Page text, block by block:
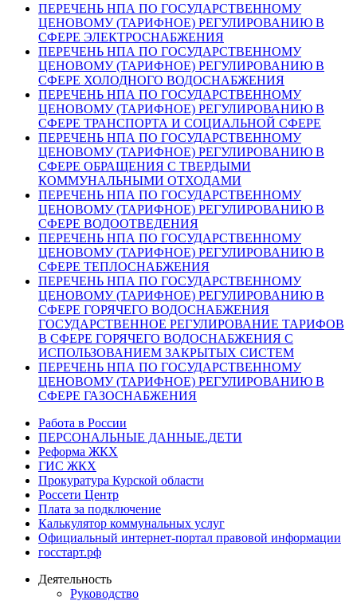
ПЕРЕЧЕНЬ НПА ПО ГОСУДАРСТВЕННОМУ
ЦЕНОВОМУ (ТАРИФНОЕ) РЕГУЛИРОВАНИЮ В
СФЕРЕ ЭЛЕКТРОСНАБЖЕНИЯ
ПЕРЕЧЕНЬ НПА ПО ГОСУДАРСТВЕННОМУ
ЦЕНОВОМУ (ТАРИФНОЕ) РЕГУЛИРОВАНИЮ В
СФЕРЕ ХОЛОДНОГО ВОДОСНАБЖЕНИЯ
ПЕРЕЧЕНЬ НПА ПО ГОСУДАРСТВЕННОМУ
ЦЕНОВОМУ (ТАРИФНОЕ) РЕГУЛИРОВАНИЮ В
СФЕРЕ ТРАНСПОРТА И СОЦИАЛЬНОЙ СФЕРЕ
ПЕРЕЧЕНЬ НПА ПО ГОСУДАРСТВЕННОМУ
ЦЕНОВОМУ (ТАРИФНОЕ) РЕГУЛИРОВАНИЮ В
СФЕРЕ ОБРАЩЕНИЯ С ТВЕРДЫМИ
КОММУНАЛЬНЫМИ ОТХОДАМИ
ПЕРЕЧЕНЬ НПА ПО ГОСУДАРСТВЕННОМУ
ЦЕНОВОМУ (ТАРИФНОЕ) РЕГУЛИРОВАНИЮ В
СФЕРЕ ВОДООТВЕДЕНИЯ
ПЕРЕЧЕНЬ НПА ПО ГОСУДАРСТВЕННОМУ
ЦЕНОВОМУ (ТАРИФНОЕ) РЕГУЛИРОВАНИЮ В
СФЕРЕ ТЕПЛОСНАБЖЕНИЯ
ПЕРЕЧЕНЬ НПА ПО ГОСУДАРСТВЕННОМУ
ЦЕНОВОМУ (ТАРИФНОЕ) РЕГУЛИРОВАНИЮ В
СФЕРЕ ГОРЯЧЕГО ВОДОСНАБЖЕНИЯ
ГОСУДАРСТВЕННОЕ РЕГУЛИРОВАНИЕ ТАРИФОВ
В СФЕРЕ ГОРЯЧЕГО ВОДОСНАБЖЕНИЯ С
ИСПОЛЬЗОВАНИЕМ ЗАКРЫТЫХ СИСТЕМ
ПЕРЕЧЕНЬ НПА ПО ГОСУДАРСТВЕННОМУ
ЦЕНОВОМУ (ТАРИФНОЕ) РЕГУЛИРОВАНИЮ В
СФЕРЕ ГАЗОСНАБЖЕНИЯ
Работа в России
ПЕРСОНАЛЬНЫЕ ДАННЫЕ.ДЕТИ
Реформа ЖКХ
ГИС ЖКХ
Прокуратура Курской области
Россети Центр
Плата за подключение
Калькулятор коммунальных услуг
Официальный интернет-портал правовой информации
госстарт.рф
Деятельность
Руководство